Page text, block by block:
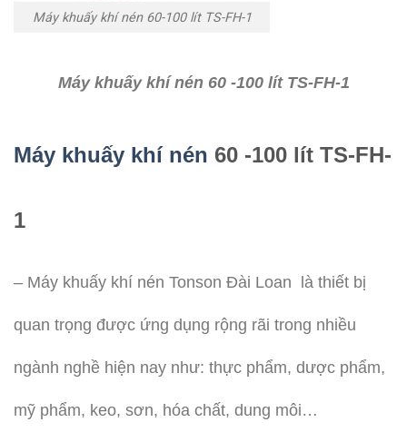
Máy khuấy khí nén 60-100 lít TS-FH-1
Máy khuấy khí nén 60 -100 lít TS-FH-1
Máy khuấy khí nén 60 -100 lít TS-FH-
1
– Máy khuấy khí nén Tonson Đài Loan là thiết bị
quan trọng được ứng dụng rộng rãi trong nhiều
ngành nghề hiện nay như: thực phẩm, dược phẩm,
mỹ phẩm, keo, sơn, hóa chất, dung môi…